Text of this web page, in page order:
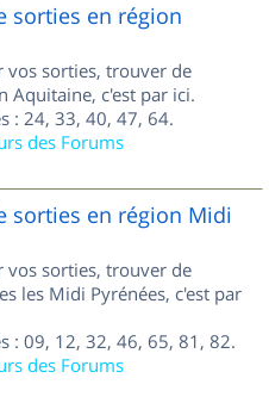
sorties en région
vos sorties, trouver de
Aquitaine, c'est par ici.
: 24, 33, 40, 47, 64.
des Forums
sorties en région Midi
vos sorties, trouver de
les Midi Pyrénées, c'est par
: 09, 12, 32, 46, 65, 81, 82.
des Forums